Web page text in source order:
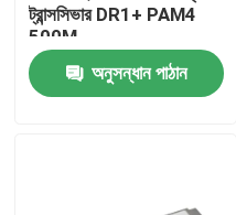
বাড়ি
ট্রান্সসিভার DR1+ PAM4
500M
অনুসন্ধান পাঠান